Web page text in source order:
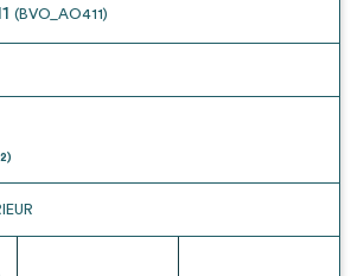
(BVO_AO411)